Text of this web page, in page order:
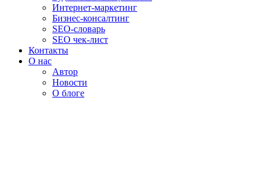
Интернет-маркетинг
Бизнес-консалтинг
SEO-словарь
SEO чек-лист
Контакты
О нас
Автор
Новости
О блоге